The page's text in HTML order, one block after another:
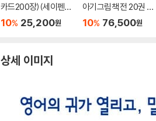
카드200장)(세이펜활
용가능)
10% 25,200원
아기그림책 전 20권 +
카드3종
10% 76,500원
상세 이미지